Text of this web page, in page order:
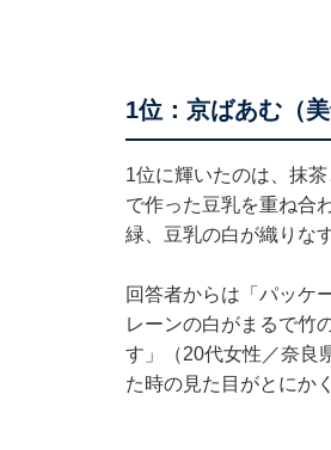
1位：京ばあむ（
1位に輝いたのは、抹
で作った豆乳を重ね合
緑、豆乳の白が織りな
回答者からは「パッケ
レーンの白がまるで竹
す」（20代女性／奈良
た時の見た目がとにか